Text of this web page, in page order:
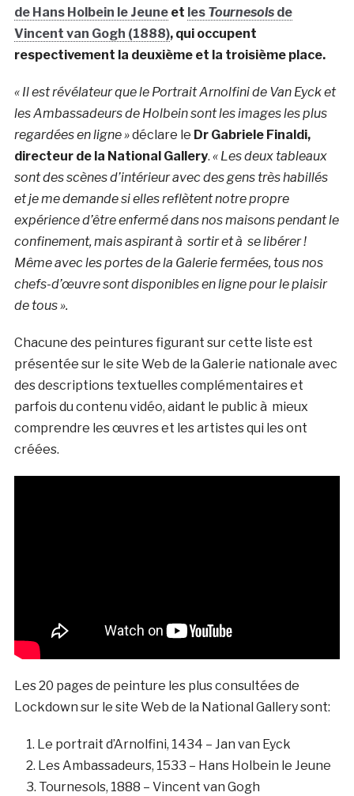
de Hans Holbein le Jeuneet les Tournesolsde
Vincent van Gogh (1888), qui occupent
respectivement la deuxième et la troisième place.
« Il est révélateur que le Portrait Arnolfini de Van Eyck et
les Ambassadeurs de Holbein sont les images les plus
regardées en ligne »déclare le Dr Gabriele Finaldi,
directeur de la National Gallery. « Les deux tableaux
sont des scènes d’intérieur avec des gens très habillés
et je me demande si elles reflètent notre propre
expérience d’être enfermé dans nos maisons pendant le
confinement, mais aspirant à sortir et à se libérer !
Même avec les portes de la Galerie fermées, tous nos
chefs-d’œuvre sont disponibles en ligne pour le plaisir
de tous ».
Chacune des peintures figurant sur cette liste est
présentée sur le site Web de la Galerie nationale avec
des descriptions textuelles complémentaires et
parfois du contenu vidéo, aidant le public à mieux
comprendre les œuvres et les artistes qui les ont
créées.
Les 20 pages de peinture les plus consultées de
Lockdown sur le site Web de la National Gallery sont:
Le portrait d’Arnolfini, 1434 – Jan van Eyck
Les Ambassadeurs, 1533 – Hans Holbein le Jeune
Tournesols, 1888 – Vincent van Gogh